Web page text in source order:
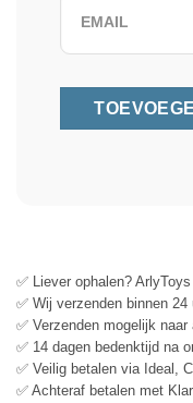
✅ Liever ophalen?
✅ Wij verzenden binnen 24
✅ Verzenden mogelijk
✅ 14 dagen bedenktijd na
✅ Veilig betalen via Ideal,
✅ Achteraf betalen met